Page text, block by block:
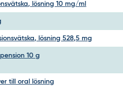
lösning 10 mg/ml
lösning 528,5 mg
10 g
till oral lösning